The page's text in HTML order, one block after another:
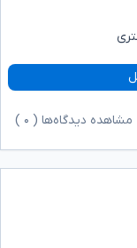
مشاهده دیدگاه‌ها ( ۰